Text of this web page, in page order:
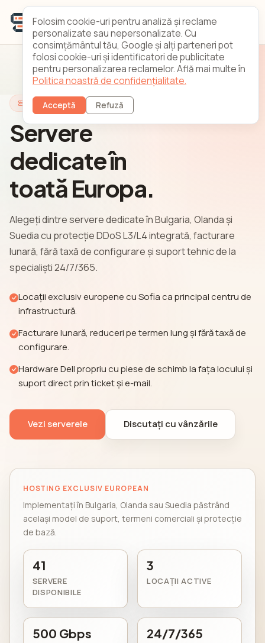
Servere Dedicate Europene
Servere
dedicate în
toată Europa.
Alegeți dintre servere dedicate în Bulgaria, Olanda și
Suedia cu protecție DDoS L3/L4 integrată, facturare
lunară, fără taxă de configurare și suport tehnic de la
specialiști 24/7/365.
Locații exclusiv europene cu Sofia ca principal centru de
infrastructură.
Facturare lunară, reduceri pe termen lung și fără taxă de
configurare.
Hardware Dell propriu cu piese de schimb la fața locului și
suport direct prin ticket și e-mail.
Vezi serverele Discutați cu vânzările
HOSTING EXCLUSIV EUROPEAN
Implementați în Bulgaria, Olanda sau Suedia păstrând
același model de suport, termeni comerciali și protecție
de bază.
41
SERVERE
DISPONIBILE
3
LOCAȚII ACTIVE
500 Gbps 24/7/365
Folosim cookie-uri pentru analiză și reclame
personalizate sau nepersonalizate. Cu
consimțământul tău, Google și alți parteneri pot
folosi cookie-uri și identificatori de publicitate
pentru personalizarea reclamelor. Află mai multe în
Politica noastră de confidențialitate.
Acceptă Refuză